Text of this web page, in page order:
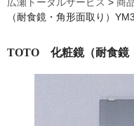
会社概要
商品一覧
浴室用シャワー水栓
（耐食鏡・角形面取り）
TOTO 化粧鏡（耐食鏡